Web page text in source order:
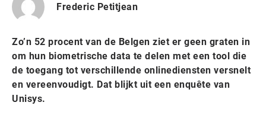
Frederic Petitjean
Zo’n 52 procent van de Belgen ziet er geen graten in
om hun biometrische data te delen met een tool die
de toegang tot verschillende onlinediensten versnelt
en vereenvoudigt. Dat blijkt uit een enquête van
Unisys.